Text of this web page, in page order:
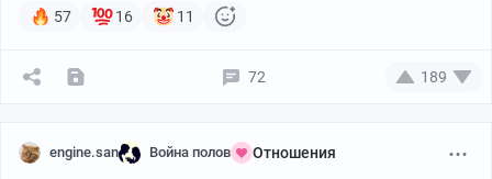
эту ситуацию немного шире
Очень часто мужчина
(женщина конкретно по моему
бессмысленную трату денег на жрачку и развлечение
категорически малозначительных людей.
57 16 11
72 189
engine.san Война полов Отношения